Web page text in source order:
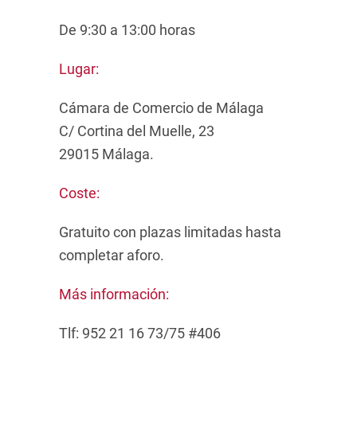
De 9:30 a 13:00 horas
Lugar:
Cámara de Comercio de Málaga
C/ Cortina del Muelle, 23
29015 Málaga.
Coste:
Gratuito con plazas limitadas hasta
completar aforo.
Más información:
Tlf: 952 21 16 73/75 #406